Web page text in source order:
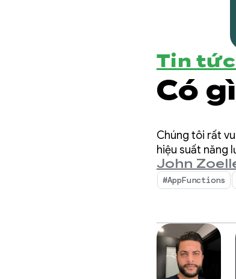
Tin
Có
Chúng tôi rất
hiệu suất năng
John
#AppFunctions